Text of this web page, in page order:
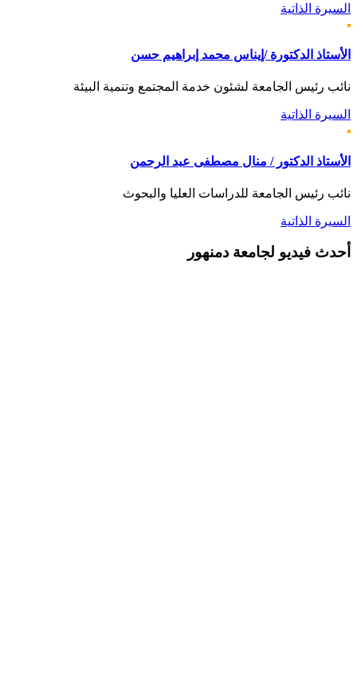
السيرة الذاتية
الأستاذ الدكتورة /إيناس محمد إبراهيم حسن
نائب رئيس الجامعة لشئون خدمة المجتمع وتنمية البيئة
السيرة الذاتية
الأستاذ الدكتور / منال مصطفى عبد الرحمن
نائب رئيس الجامعة للدراسات العليا والبحوث
السيرة الذاتية
أحدث فيديو لجامعة دمنهور